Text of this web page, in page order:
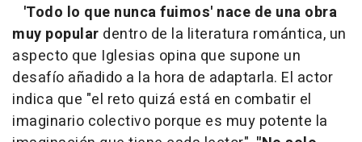
'Todo lo que nunca fuimos' nace de una obra
muy popular dentro de la literatura romántica, un
aspecto que Iglesias opina que supone un
desafío añadido a la hora de adaptarla. El actor
indica que "el reto quizá está en combatir el
imaginario colectivo porque es muy potente la